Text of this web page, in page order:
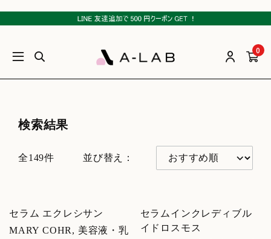
0
検索結果
全149件 並び替え：
セラム エクレシサン
MARY COHR, 美容液・乳
セラムインクレディブル
イドロスモス